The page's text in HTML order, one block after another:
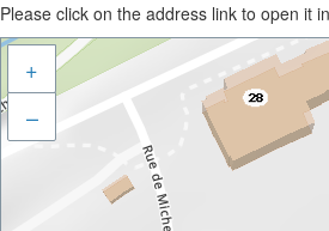
Please click on the address link to open it
+
–